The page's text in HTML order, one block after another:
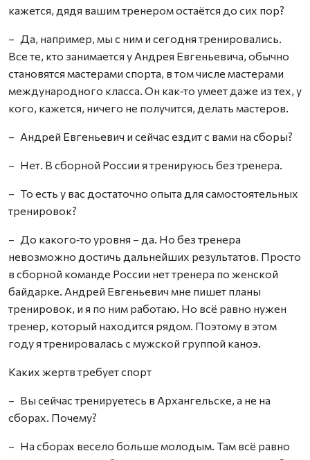
кажется, дядя вашим тренером остаётся до сих пор?
– Да, например, мы с ним и сегодня тренировались.
Все те, кто занимается у Андрея Евгеньевича, обычно
становятся мастерами спорта, в том числе мастерами
международного класса. Он как‑то умеет даже из тех, у
кого, кажется, ничего не получится, делать мастеров.
– Андрей Евгеньевич и сейчас ездит с вами на сборы?
– Нет. В сборной России я тренируюсь без тренера.
– То есть у вас достаточно опыта для самостоятельных
тренировок?
– До какого‑то уровня – да. Но без тренера
невозможно достичь дальнейших результатов. Просто
в сборной команде России нет тренера по женской
байдарке. Андрей Евгеньевич мне пишет планы
тренировок, и я по ним работаю. Но всё равно нужен
тренер, который находится рядом. Поэтому в этом
году я тренировалась с мужской группой каноэ.
Каких жертв требует спорт
– Вы сейчас тренируетесь в Архангельске, а не на
сборах. Почему?
– На сборах весело больше молодым. Там всё равно